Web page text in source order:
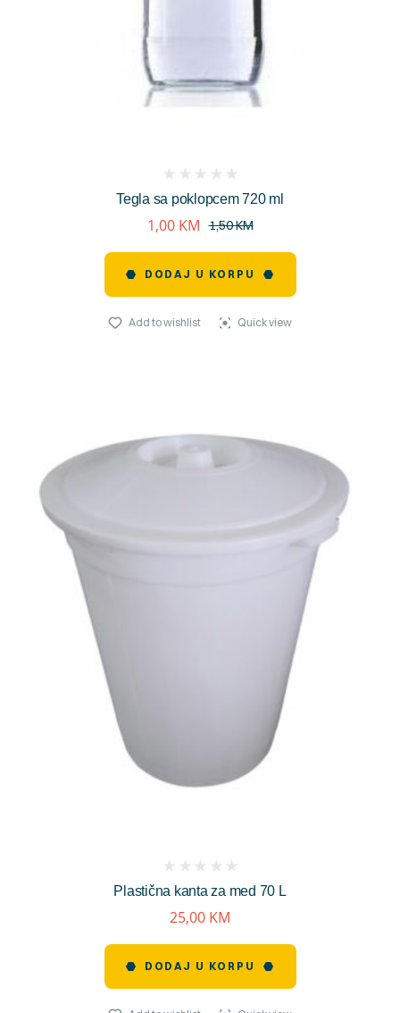
Tegla sa poklopcem 720 ml
reviews)
1,50KM
1,00 KM
DODAJ U KORPU
Add to wishlist Quick view
Plastična kanta za med 70 L
reviews)
25,00 KM
DODAJ U KORPU